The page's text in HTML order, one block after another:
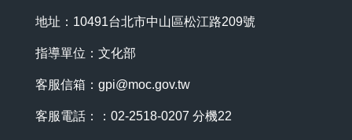
地址：10491台北市中山區松江路209號
指導單位：文化部
客服信箱： gpi@moc.gov.tw
客服電話：：02-2518-0207 分機22